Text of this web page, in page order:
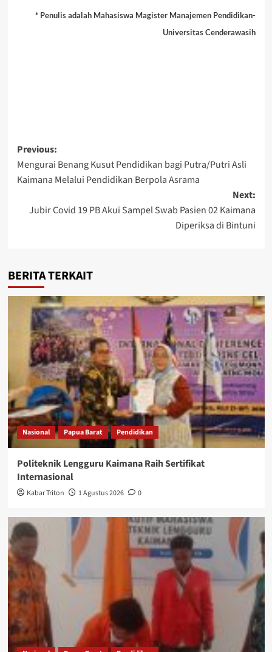
* Penulis adalah Mahasiswa Magister Manajemen Pendidikan-
Universitas Cenderawasih
Post
navigation
Previous:
Mengurai Benang Kusut Pendidikan bagi Putra/Putri Asli
Kaimana Melalui Pendidikan Berpola Asrama
Next:
Jubir Covid 19 PB Akui Sampel Swab Pasien 02 Kaimana
Diperiksa di Bintuni
BERITA TERKAIT
Nasional Papua Barat Pendidikan
Politeknik Lengguru Kaimana Raih Sertifikat
Internasional
Kabar Triton 1 Agustus 2026 0